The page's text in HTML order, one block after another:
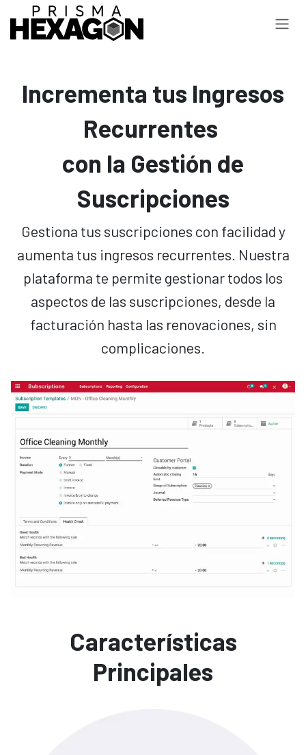
Ir al contenido
Incrementa tus Ingresos
Recurrentes
con la Gestión de
Suscripciones
Gestiona tus suscripciones con facilidad y
aumenta tus ingresos recurrentes. Nuestra
plataforma te permite gestionar todos los
aspectos de las suscripciones, desde la
facturación hasta las renovaciones, sin
complicaciones.
Características
Principales